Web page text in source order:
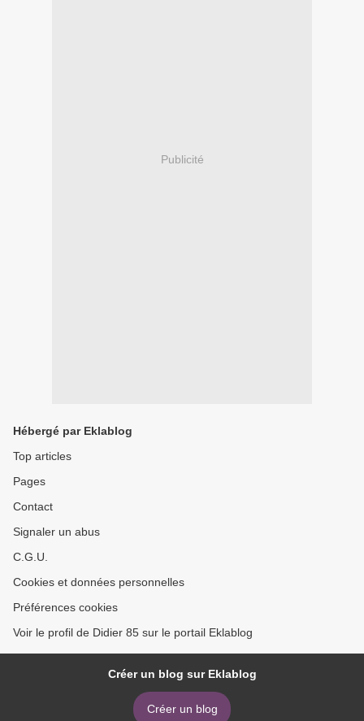
Publicité
Hébergé par Eklablog
Top articles
Pages
Contact
Signaler un abus
C.G.U.
Cookies et données personnelles
Préférences cookies
Voir le profil de Didier 85 sur le portail Eklablog
Créer un blog sur Eklablog
Créer un blog